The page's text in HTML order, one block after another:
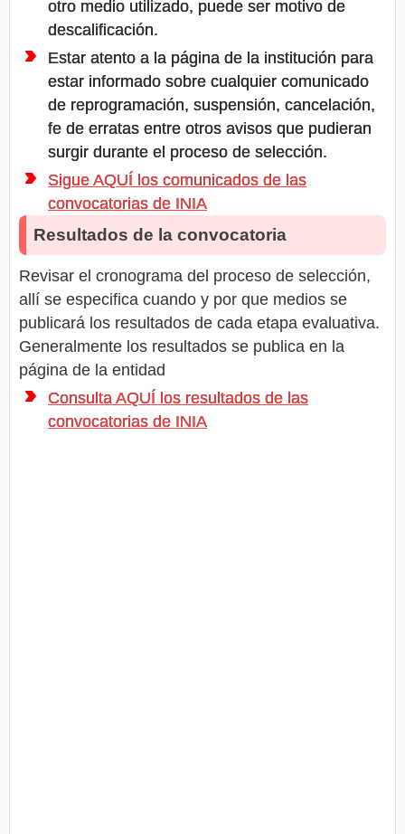
otro medio utilizado, puede ser motivo de
descalificación.
Estar atento a la página de la institución para
estar informado sobre cualquier comunicado
de reprogramación, suspensión, cancelación,
fe de erratas entre otros avisos que pudieran
surgir durante el proceso de selección.
Sigue AQUÍ los comunicados de las
convocatorias de INIA
Resultados de la convocatoria
Revisar el cronograma del proceso de selección,
allí se especifica cuando y por que medios se
publicará los resultados de cada etapa evaluativa.
Generalmente los resultados se publica en la
página de la entidad
Consulta AQUÍ los resultados de las
convocatorias de INIA